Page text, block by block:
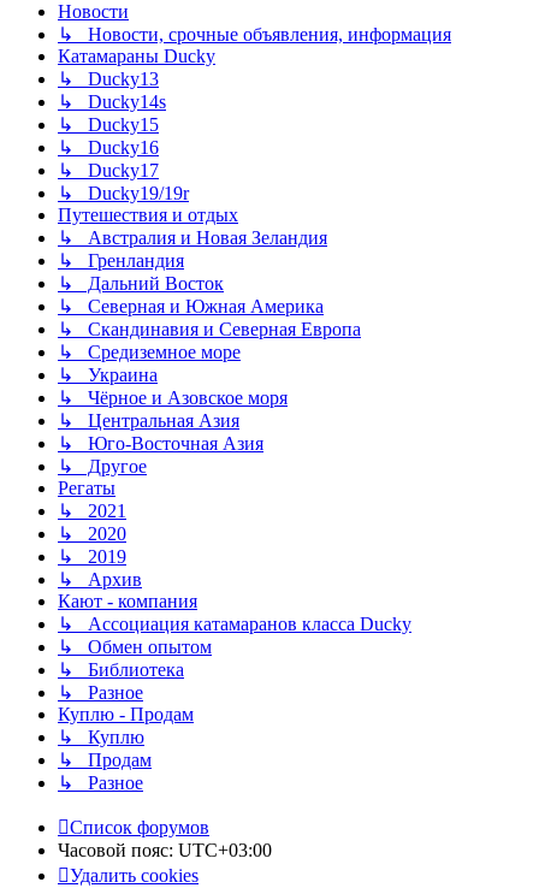
Новости
↳ Новости, срочные объявления, информация
Катамараны Ducky
↳ Ducky13
↳ Ducky14s
↳ Ducky15
↳ Ducky16
↳ Ducky17
↳ Ducky19/19r
Путешествия и отдых
↳ Австралия и Новая Зеландия
↳ Гренландия
↳ Дальний Восток
↳ Северная и Южная Америка
↳ Скандинавия и Северная Европа
↳ Средиземное море
↳ Украина
↳ Чёрное и Азовское моря
↳ Центральная Азия
↳ Юго-Восточная Азия
↳ Другое
Регаты
↳ 2021
↳ 2020
↳ 2019
↳ Архив
Кают - компания
↳ Ассоциация катамаранов класса Ducky
↳ Обмен опытом
↳ Библиотека
↳ Разное
Куплю - Продам
↳ Куплю
↳ Продам
↳ Разное
Список форумов
Часовой пояс: UTC+03:00
Удалить cookies